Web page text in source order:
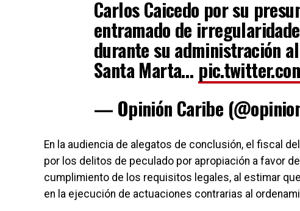
Carlos Caicedo por su
entramado de
durante su administración
Santa Marta…
— Opinión Caribe
En la audiencia de alegatos de conclusión, el fiscal
por los delitos de peculado por apropiación a favor
cumplimiento de los requisitos legales, al estimar
en la ejecución de actuaciones contrarias al